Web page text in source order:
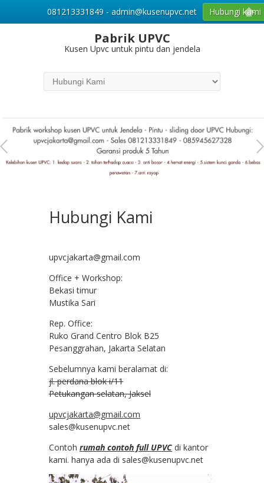
Pabrik UPVC
Kusen Upvc untuk pintu dan jendela
Hubungi Kami
upvcjakarta@gmail.com
Office + Workshop:
Bekasi timur
Mustika Sari
Rep. Office:
Ruko Grand Centro Blok B25
Pesanggrahan, Jakarta Selatan
Sebelumnya kami beralamat di:
jl. perdana blok i/11
Petukangan selatan, Jaksel
upvcjakarta@gmail.com
sales@kusenupvc.net
Contoh rumah contoh full UPVC di kantor
kami. hanya ada di sales@kusenupvc.net
081213331849 - admin@kusenupvc.net Hubungi kami